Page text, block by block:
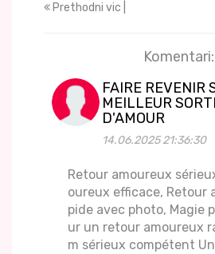
Prethodni vic |
Komentari:
FAIRE REVENIR
MEILLEUR
D'AMOUR
14.06.2025 21:36:30
Retour amoureux
oureux efficace, Retour
pide avec photo, Magie
ur un retour amoureux
m sérieux compétent